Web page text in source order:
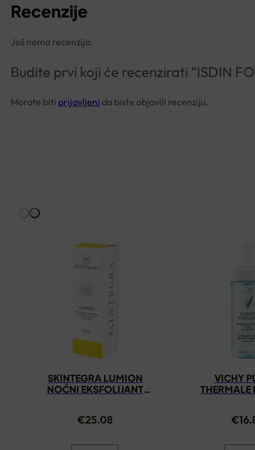
Recenzije
Još nema recenzija.
Budite prvi koji će recenzirati “ISDIN
Morate biti prijavljeni da biste objavili recenziju.
SKINTEGRA LUMION
NOĆNI EKSFOLIJANT
€25.08
VICHY
THERMALE
€